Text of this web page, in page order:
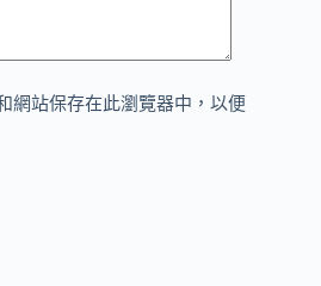
網站保存在此瀏覽器中，以便